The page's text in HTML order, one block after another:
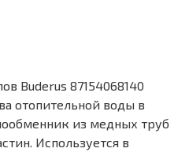
Buderus 87154068140
отопительной воды в
из медных труб
Используется в